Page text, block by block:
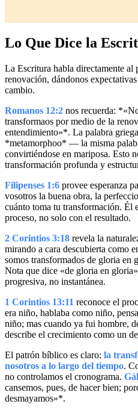
Lo Que Dice la
La Escritura habla directamente al
renovación, dándonos
cambio.
Romanos 12:2 nos recuerda:
transformaos por medio de la
entendimiento»*. La palabra
*metamorphoo* — la misma
convirtiéndose en mariposa. Esto
transformación profunda y
Filipenses 1:6 provee esperanza
vosotros la buena obra, la
cuánto toma tu transformación. Él
proceso, no solo con el resultado.
2 Corintios 3:18 revela la
mirando a cara descubierta como
somos transformados de gloria en
Nota que dice «de gloria en
progresiva, no instantánea.
1 Corintios 13:11 reconoce el
era niño, hablaba como niño,
niño; mas cuando ya fui hombre,
describe el crecimiento como un
El patrón bíblico es claro: la
nosotros a lo largo del tiempo.
no controlamos el cronograma.
cansemos, pues, de hacer bien;
desmayamos»*.